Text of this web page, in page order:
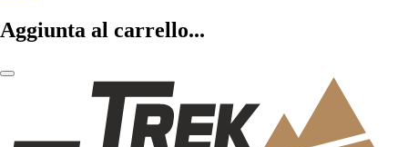
Aggiunta al carrello...